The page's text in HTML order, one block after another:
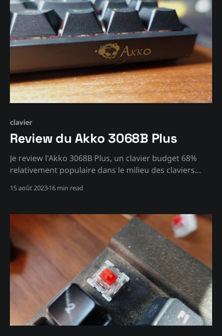
clavier
Review du Akko 3068B Plus
Je review l'Akko 3068B Plus, un clavier budget 68%
relativement populaire dans le milieu des claviers
15 août 202316 min read